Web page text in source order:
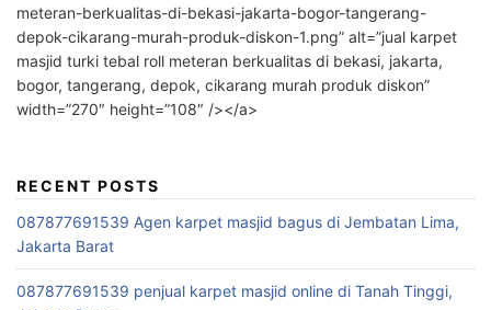
meteran-berkualitas-di-bekasi-jakarta-bogor-tangerang-
depok-cikarang-murah-produk-diskon-1.png” alt=”jual karpet
masjid turki tebal roll meteran berkualitas di bekasi, jakarta,
bogor, tangerang, depok, cikarang murah produk diskon”
width=”270″ height=”108″ /></a>
RECENT POSTS
087877691539 Agen karpet masjid bagus di Jembatan Lima,
Jakarta Barat
087877691539 penjual karpet masjid online di Tanah Tinggi,